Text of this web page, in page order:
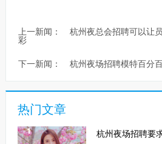
上一新闻： 杭州夜总会招聘可以让
彩
下一新闻： 杭州夜场招聘模特百分
热门文章
1 杭州夜场招聘要